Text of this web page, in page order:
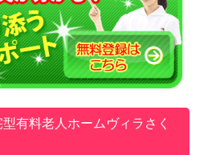
型有料老人ホームヴィラさく